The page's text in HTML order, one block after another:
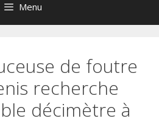
Menu
de foutre
recherche
décimètre à